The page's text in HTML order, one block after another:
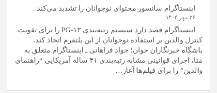
اینستاگرام سانسور محتوای نوجوانان را تشدید می‌کند
۲۶ مهر ۱۴۰۴
اینستاگرام قصد دارد سیستم رتبه‌بندی PG-۱۳ را برای تقویت
کنترل والدین بر استفاده نوجوانان از این پلتفرم اتخاذ کند.
باشگاه خبرنگاران جوان؛ جواد فراهانی ـ اینستاگرام متعلق به
متا، اجرای قوانینی مشابه رتبه‌بندی ۴۱ ساله آمریکایی “راهنمای
والدین” را برای فیلم‌ها آغاز…